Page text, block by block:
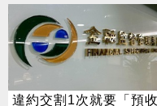
違約交割1次就要「預收